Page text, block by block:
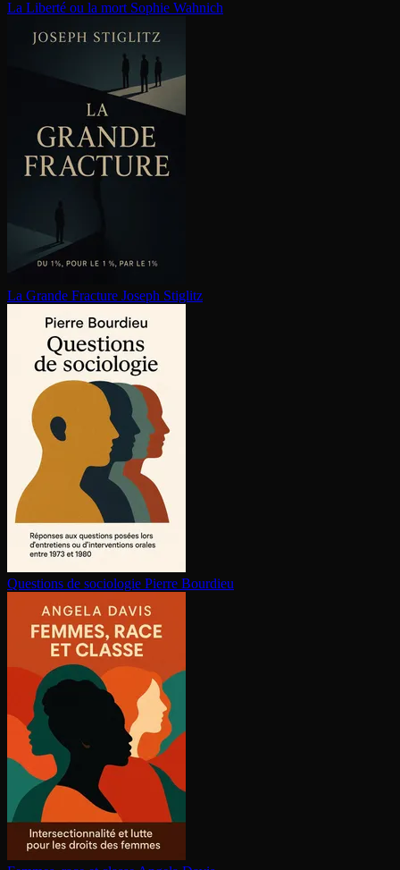
La Liberté ou la mort Sophie Wahnich
La Grande Fracture Joseph Stiglitz
Questions de sociologie Pierre Bourdieu